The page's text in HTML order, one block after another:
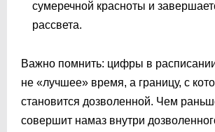
сумеречной красноты и
рассвета.
Важно помнить: цифры в
не «лучшее» время, а границу, с
становится дозволенной. Чем
совершит намаз внутри